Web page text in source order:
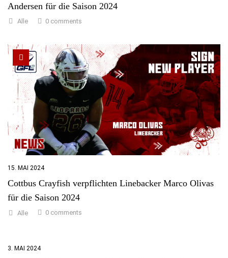
Andersen für die Saison 2024
Alle 0 comments
15. MAI 2024
Cottbus Crayfish verpflichten Linebacker Marco Olivas
für die Saison 2024
Alle 0 comments
3. MAI 2024